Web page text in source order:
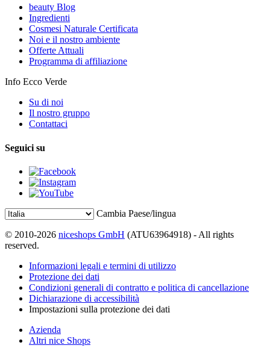
beauty Blog
Ingredienti
Cosmesi Naturale Certificata
Noi e il nostro ambiente
Offerte Attuali
Programma di affiliazione
Info Ecco Verde
Su di noi
Il nostro gruppo
Contattaci
Seguici su
Cambia Paese/lingua
© 2010-2026 niceshops GmbH (ATU63964918) - All rights
reserved.
Informazioni legali e termini di utilizzo
Protezione dei dati
Condizioni generali di contratto e politica di cancellazione
Dichiarazione di accessibilità
Impostazioni sulla protezione dei dati
Azienda
Altri nice Shops